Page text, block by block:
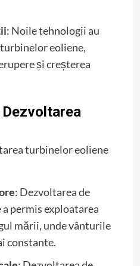
: Noile tehnologii au
eoliene,
și creșterea
turbinelor eoliene
: Dezvoltarea de
permis exploatarea
mării, unde vânturile
constante.